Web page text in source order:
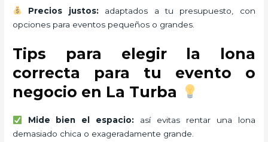
Precios justos:adaptados a tu presupuesto, con
opciones para eventos pequeños o grandes.
Tips para elegir la lona
correcta para tu evento o
negocio en La Turba
Mide bien el espacio: así evitas rentar una lona
demasiado chica o exageradamente grande.